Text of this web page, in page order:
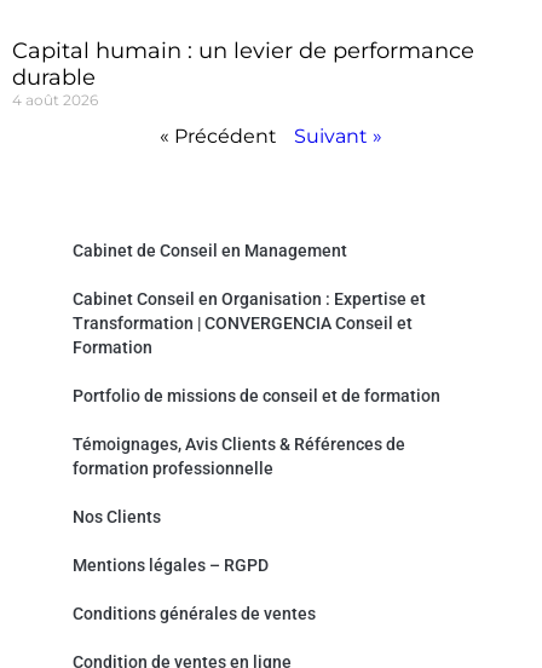
Capital humain : un levier de performance
durable
4 août 2026
« Précédent Suivant »
Cabinet de Conseil en Management
Cabinet Conseil en Organisation : Expertise et
Transformation | CONVERGENCIA Conseil et
Formation
Portfolio de missions de conseil et de formation
Témoignages, Avis Clients & Références de
formation professionnelle
Nos Clients
Mentions légales – RGPD
Conditions générales de ventes
Condition de ventes en ligne